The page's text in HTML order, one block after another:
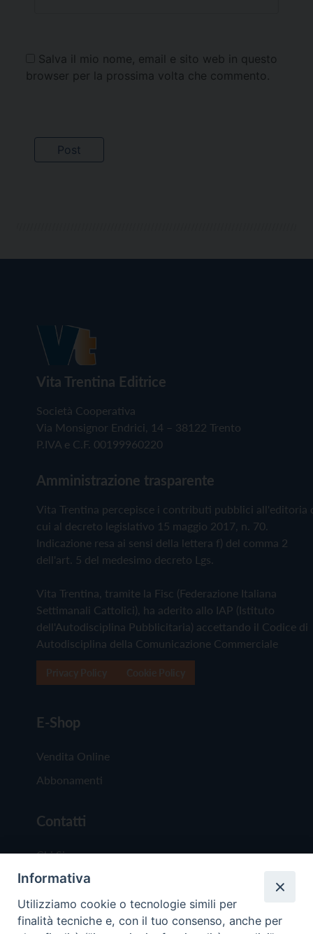
Salva il mio nome, email e sito web in questo
browser per la prossima volta che commento.
Vita Trentina Editrice
Società Cooperativa
Via Monsignor Endrici, 14 – 38122 Trento
P.IVA e C.F. 00199960220
Amministrazione trasparente
Vita Trentina percepisce i contributi pubblici all'editoria
cui al decreto legislativo 15 maggio 2017, n. 70.
Indicazione resa ai sensi della lettera f) del comma 2
dell'art. 5 del medesimo decreto Lgs.
Vita Trentina, tramite la Fisc (Federazione Italiana
Settimanali Cattolici), ha aderito allo IAP (Istituto
dell'Autodisciplina Pubblicitaria) accettando il Codice di
Autodisciplina della Comunicazione Commerciale
E-Shop
Vendita Online
Abbonamenti
Contatti
Chi Siamo
Redazione
Scrivici
Informativa
Utilizziamo cookie o tecnologie simili per
finalità tecniche e, con il tuo consenso, anche per